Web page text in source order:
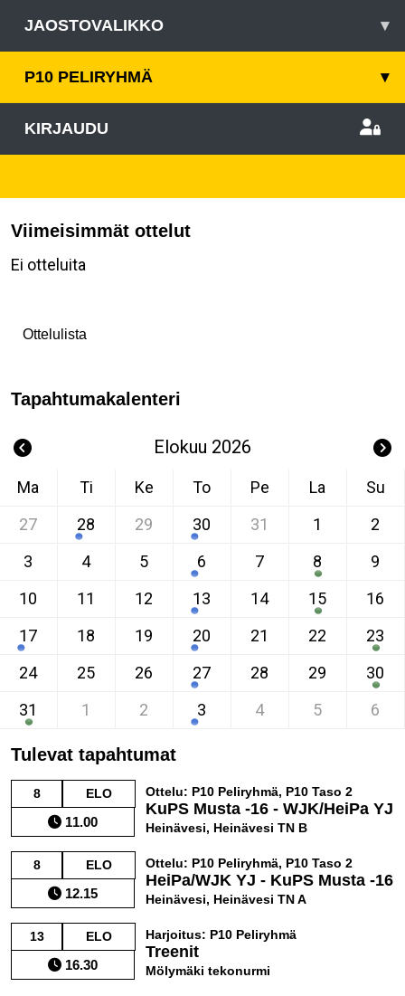
JAOSTOVALIKKO ▾
P10 PELIRYHMÄ ▾
KIRJAUDU
Viimeisimmät ottelut
Ei otteluita
Ottelulista
Tapahtumakalenteri
Elokuu 2026
Ma Ti Ke To Pe La
Su
27
28 29 30 31 1
2
3
4 5 6 7 8
9
10
11 12 13 14 15
16
17
18 19 20 21 22
23
24
25 26 27 28 29
30
31
1 2 3 4 5 6
Tulevat tapahtumat
8 ELO
11.00
Ottelu: P10 Peliryhmä, P10 Taso 2
KuPS Musta -16 - WJK/HeiPa YJ
Heinävesi, Heinävesi TN B
8 ELO
12.15
Ottelu: P10 Peliryhmä, P10 Taso 2
HeiPa/WJK YJ - KuPS Musta -16
Heinävesi, Heinävesi TN A
13 ELO
16.30
Harjoitus: P10 Peliryhmä
Treenit
Mölymäki tekonurmi